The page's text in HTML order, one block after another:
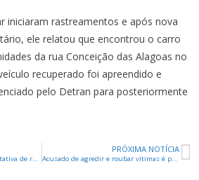
iniciaram rastreamentos e após nova
ele relatou que encontrou o carro
da rua Conceição das Alagoas no
recuperado foi apreendido e
pelo Detran para posteriormente
Ex-presidiário acusado de tentativa de roubo de caminhonete é preso pela PM
PRÓXIMA NOTÍCIA
Acusado de agredir e roubar vítimas é preso no São Geraldo